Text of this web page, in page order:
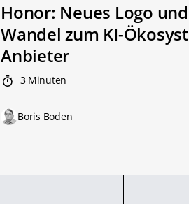
Honor: Neues Logo
Wandel zum KI-
Anbieter
3 Minuten
Boris Boden